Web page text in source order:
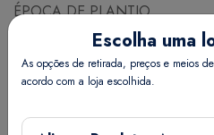
ÉPOCA DE PLANTIO
MARÇO ABRIL MAIO JUNHO
OUTUBRO
Espaçamento (cm) Linhas x
Escolha uma
As opções de retirada, preços e meios
acordo com a loja escolhida.